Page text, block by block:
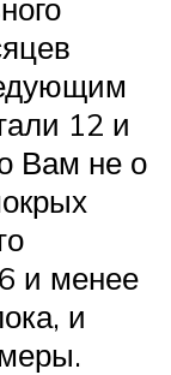
12 и
Вам не о
и менее
и